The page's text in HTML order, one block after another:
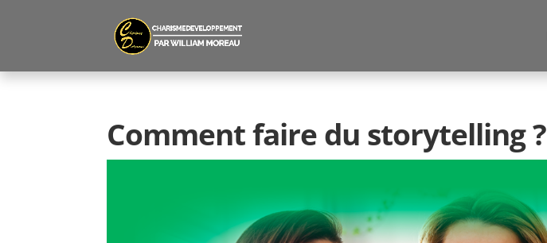
Comment faire du storytelling ?